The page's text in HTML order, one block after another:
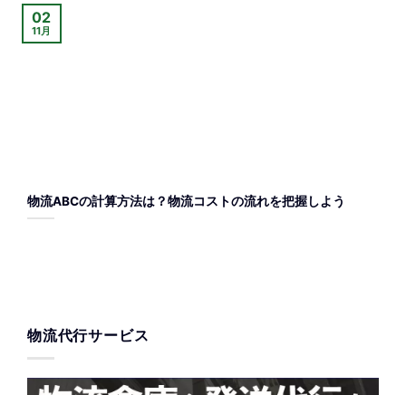
物流ABCの計算方法は？物流コストの流れを把握しよう
02
11月
物流代行サービス